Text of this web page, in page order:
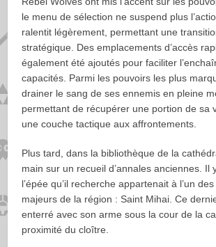
le menu de sélection ne suspend plus
ralentit légèrement, permettant une
stratégique. Des emplacements d’accès
également été ajoutés pour faciliter
capacités. Parmi les pouvoirs les plus
drainer le sang de ses ennemis en pleine
permettant de récupérer une portion de sa
une couche tactique aux affrontements.
Plus tard, dans la bibliothèque de la
main sur un recueil d’annales anciennes. Il
l’épée qu’il recherche appartenait à l’un
majeurs de la région : Saint Mihai. Ce
enterré avec son arme sous la cour de la
proximité du cloître.